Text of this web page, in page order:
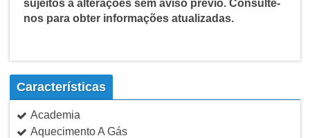
sujeitos a alterações sem aviso prévio. Consulte-
nos para obter informações atualizadas.
Características
Academia
Aquecimento A Gás